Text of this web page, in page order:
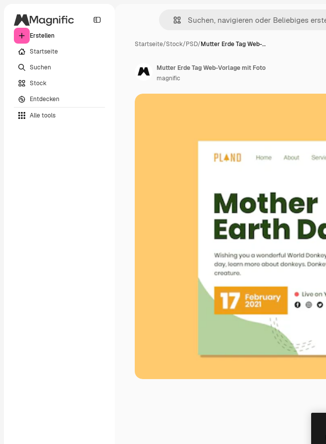
Erstellen
Startseite
Suchen
Stock
Entdecken
Alle tools
Startseite/Stock/PSD/Mutter Erde Tag Web-…
Mutter Erde Tag Web-Vorlage mit Foto
magnific